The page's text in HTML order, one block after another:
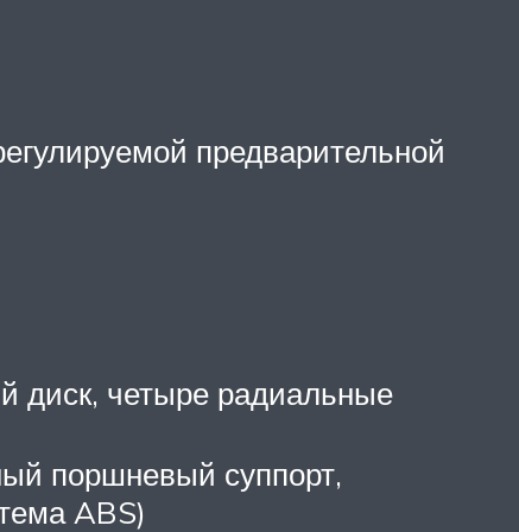
предварительной
диск, четыре радиальные
поршневый суппорт,
ABS)